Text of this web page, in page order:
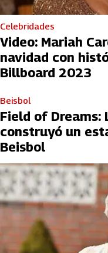
Celebridades
Video: Mariah
navidad con
Billboard 2023
Beisbol
Field of Dreams:
construyó un
Beisbol